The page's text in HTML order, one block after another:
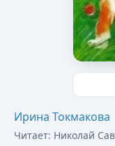
Ирина Токмакова
Читает: Николай